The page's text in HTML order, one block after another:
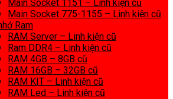
Main Socket 1151 – Linh kiện cũ
Main Socket 775-1155 – Linh kiện cũ
Ram
RAM Server – Linh kiện cũ
Ram DDR4 – Linh kiện cũ
RAM 4GB – 8GB cũ
RAM 16GB – 32GB cũ
RAM KIT – Linh kiện cũ
RAM Led – Linh kiện cũ